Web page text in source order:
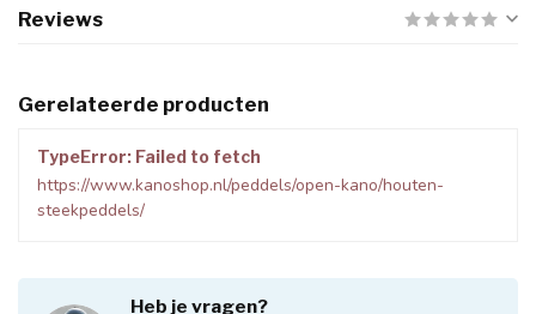
Reviews
Gerelateerde producten
TypeError: Failed to fetch
https://www.kanoshop.nl/peddels/open-kano/houten-
steekpeddels/
Heb je vragen?